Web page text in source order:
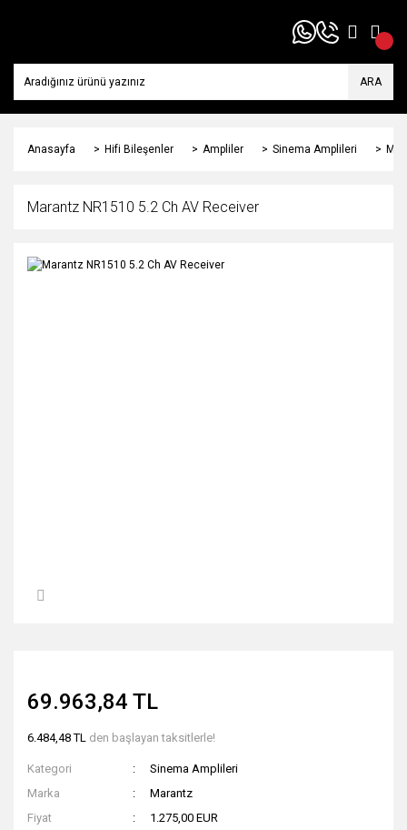
ARA
Anasayfa Hifi Bileşenler Ampliler Sinema Amplileri
Marantz NR1510 5.2 Ch AV Receiver
69.963,84 TL
6.484,48 TL den başlayan taksitlerle!
Kategori
Sinema Amplileri
Marka
Marantz
Fiyat
1.275,00 EUR